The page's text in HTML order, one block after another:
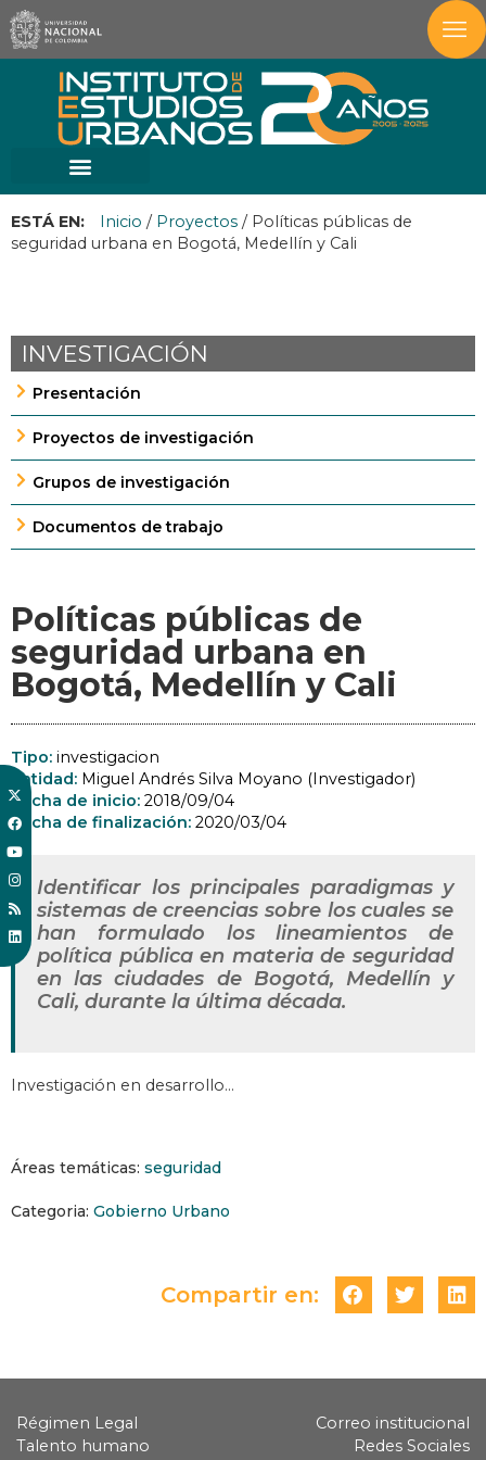
ESTÁ EN: Inicio / Proyectos / Políticas públicas de
seguridad urbana en Bogotá, Medellín y Cali
INVESTIGACIÓN
Presentación
Proyectos de investigación
Grupos de investigación
Documentos de trabajo
Políticas públicas de
seguridad urbana en
Bogotá, Medellín y Cali
Tipo: investigacion
Entidad: Miguel Andrés Silva Moyano (Investigador)
Fecha de inicio: 2018/09/04
Fecha de finalización: 2020/03/04
Identificar los principales paradigmas y
sistemas de creencias sobre los cuales se
han formulado los lineamientos de
política pública en materia de seguridad
en las ciudades de Bogotá, Medellín y
Cali, durante la última década.
Investigación en desarrollo…
Áreas temáticas: seguridad
Categoria: Gobierno Urbano
Compartir en:
Régimen Legal
Talento humano
Correo institucional
Redes Sociales